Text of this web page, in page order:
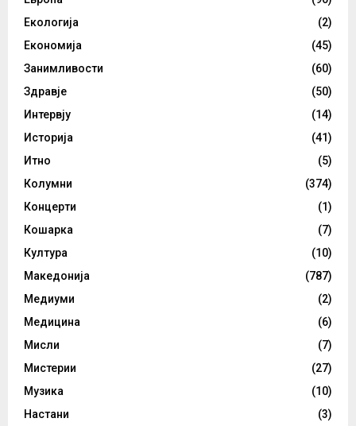
Екологија
(2)
Економија
(45)
Занимливости
(60)
Здравје
(50)
Интервју
(14)
Историја
(41)
Итно
(5)
Колумни
(374)
Концерти
(1)
Кошарка
(7)
Култура
(10)
Македонија
(787)
Медиуми
(2)
Медицина
(6)
Мисли
(7)
Мистерии
(27)
Музика
(10)
Настани
(3)